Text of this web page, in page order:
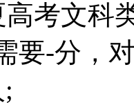
高考文科
要-分，